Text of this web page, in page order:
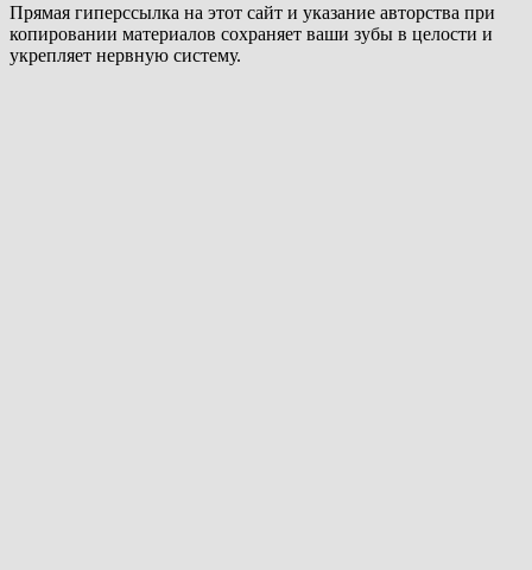
Прямая гиперссылка на этот сайт и указание авторства при
копировании материалов сохраняет ваши зубы в целости и
укрепляет нервную систему.